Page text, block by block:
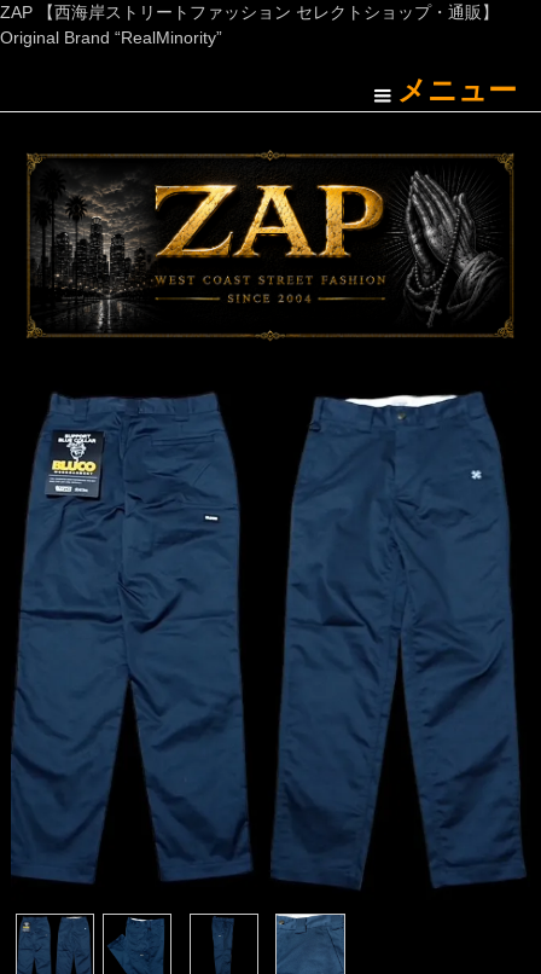
ZAP 【西海岸ストリートファッション セレクトショップ・通販】
Original Brand “RealMinority”
メニュー